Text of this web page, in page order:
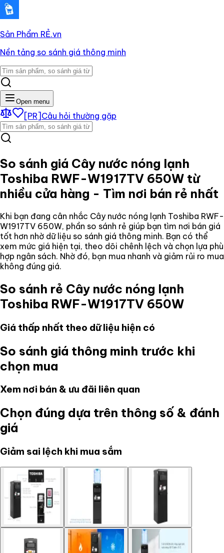
Sản Phẩm RẺ.vn
Nền tảng so sánh giá thông minh
Open menu
[PR] Câu hỏi thường gặp
So sánh giá Cây nước nóng lạnh
Toshiba RWF-W1917TV 650W từ
nhiều cửa hàng - Tìm nơi bán rẻ nhất
Khi bạn đang cân nhắc Cây nước nóng lạnh Toshiba RWF-
W1917TV 650W, phần so sánh rẻ giúp bạn tìm nơi bán giá
tốt hơn nhờ dữ liệu so sánh giá thông minh. Bạn có thể
xem mức giá hiện tại, theo dõi chênh lệch và chọn lựa phù
hợp ngân sách. Nhờ đó, bạn mua nhanh và giảm rủi ro mua
không đúng giá.
So sánh rẻ Cây nước nóng lạnh
Toshiba RWF-W1917TV 650W
Giá thấp nhất theo dữ liệu hiện có
So sánh giá thông minh trước khi
chọn mua
Xem nơi bán & ưu đãi liên quan
Chọn đúng dựa trên thông số & đánh
giá
Giảm sai lệch khi mua sắm